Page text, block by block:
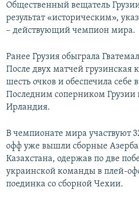
Общественный вещатель
результат «историческим»,
– действующий чемпион мира.
Ранее Грузия обыграла
После двух матчей грузинская
шесть очков и обеспечила себе
Последним соперником Грузии
Ирландия.
В чемпионате мира участвуют
офф уже вышли сборные
Казахстана, одержав по две
украинской команды в плей-
поединка со сборной Чехии.